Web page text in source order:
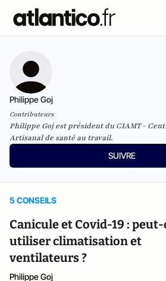
Philippe Goj
Contributeurs
Philippe Goj est président du CIAMT -
Artisanal de santé au travail.
SUIVRE
5 CONSEILS
Canicule et Covid-19 :
utiliser climatisation et
ventilateurs ?
Philippe Goj